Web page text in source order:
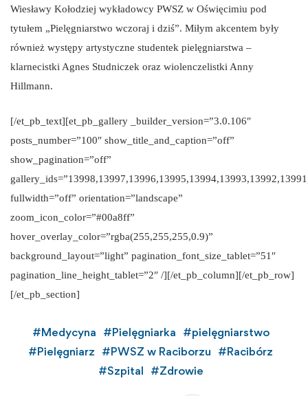
Wiesławy Kołodziej wykładowcy PWSZ w Oświęcimiu pod
tytułem „Pielęgniarstwo wczoraj i dziś”. Miłym akcentem były
również występy artystyczne studentek pielęgniarstwa –
klarnecistki Agnes Studniczek oraz wiolenczelistki Anny
Hillmann.
[/et_pb_text][et_pb_gallery _builder_version=”3.0.106″
posts_number=”100″ show_title_and_caption=”off”
show_pagination=”off”
fullwidth=”off” orientation=”landscape”
zoom_icon_color=”#00a8ff”
hover_overlay_color=”rgba(255,255,255,0.9)”
background_layout=”light” pagination_font_size_tablet=”51″
pagination_line_height_tablet=”2″ /][/et_pb_column][/et_pb_row]
[/et_pb_section]
#Medycyna #Pielęgniarka #pielęgniarstwo
#Pielęgniarz #PWSZ w Raciborzu #Racibórz
#Szpital #Zdrowie